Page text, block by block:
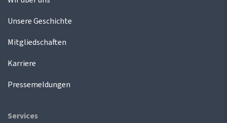
Unsere Geschichte
Mitgliedschaften
Karriere
Pressemeldungen
Services